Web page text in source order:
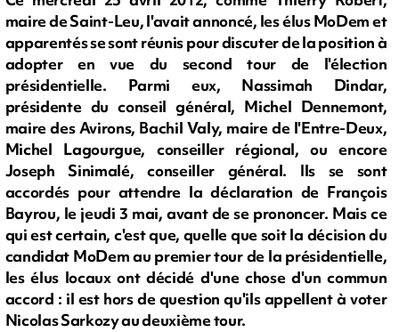
maire de Saint-Leu, l'avait annoncé, les élus MoDem et
apparentés se sont réunis pour discuter de la position à
adopter en vue du second tour de l'élection
présidentielle. Parmi eux, Nassimah Dindar,
présidente du conseil général, Michel Dennemont,
maire des Avirons, Bachil Valy, maire de l'Entre-Deux,
Michel Lagourgue, conseiller régional, ou encore
Joseph Sinimalé, conseiller général. Ils se sont
accordés pour attendre la déclaration de François
Bayrou, le jeudi 3 mai, avant de se prononcer. Mais ce
qui est certain, c'est que, quelle que soit la décision du
candidat MoDem au premier tour de la présidentielle,
les élus locaux ont décidé d'une chose d'un commun
accord : il est hors de question qu'ils appellent à voter
Nicolas Sarkozy au deuxième tour.